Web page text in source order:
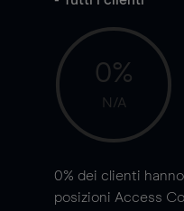
0%
N/A
0% dei clienti hanno
posizioni Access